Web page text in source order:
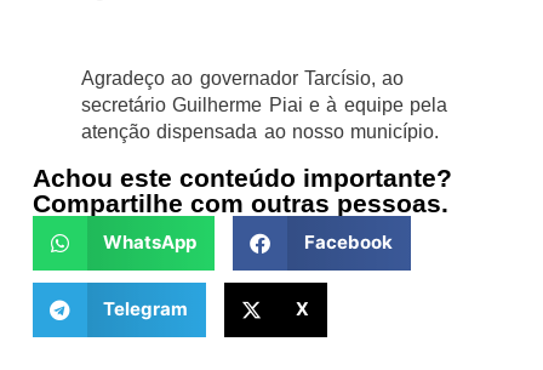
Agradeço ao governador Tarcísio, ao
secretário Guilherme Piai e à equipe pela
atenção dispensada ao nosso município.
Achou este conteúdo importante?
Compartilhe com outras pessoas.
WhatsApp Facebook
Telegram X